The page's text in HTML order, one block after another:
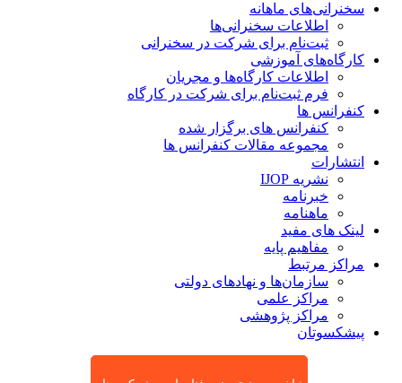
سخنرانی‌های ماهانه
اطلاعات سخنرانی‌‌ها
ثبت‌نام برای شرکت در سخنرانی
کارگاه‌های آموزشی
اطلاعات کارگاه‌ها و مجریان
فرم ثبت‌نام برای شرکت در کارگاه
کنفرانس ها
کنفرانس های برگزار شده
مجموعه مقالات کنفرانس ها
انتشارات
نشریه IJOP
خبرنامه
ماهنامه
لینک های مفید
مفاهیم پایه
مراکز مرتبط
سازمان‌ها و نهادهای دولتی
مراکز علمی
مراکز پژوهشی
پیشکسوتان